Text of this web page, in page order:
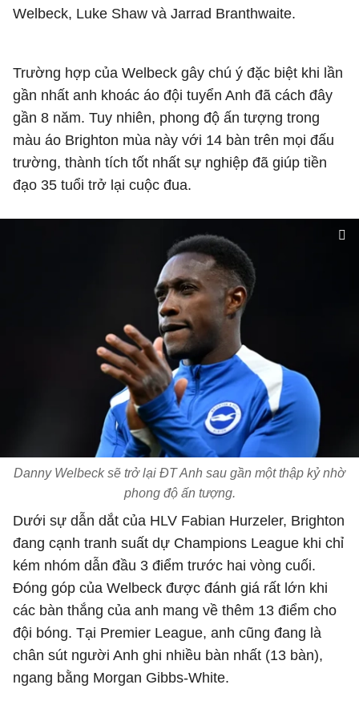
Welbeck, Luke Shaw và Jarrad Branthwaite.
Trường hợp của Welbeck gây chú ý đặc biệt khi lần
gần nhất anh khoác áo đội tuyển Anh đã cách đây
gần 8 năm. Tuy nhiên, phong độ ấn tượng trong
màu áo Brighton mùa này với 14 bàn trên mọi đấu
trường, thành tích tốt nhất sự nghiệp đã giúp tiền
đạo 35 tuổi trở lại cuộc đua.
Danny Welbeck sẽ trở lại ĐT Anh sau gần một thập kỷ nhờ
phong độ ấn tượng.
Dưới sự dẫn dắt của HLV Fabian Hurzeler, Brighton
đang cạnh tranh suất dự Champions League khi chỉ
kém nhóm dẫn đầu 3 điểm trước hai vòng cuối.
Đóng góp của Welbeck được đánh giá rất lớn khi
các bàn thắng của anh mang về thêm 13 điểm cho
đội bóng. Tại Premier League, anh cũng đang là
chân sút người Anh ghi nhiều bàn nhất (13 bàn),
ngang bằng Morgan Gibbs-White.